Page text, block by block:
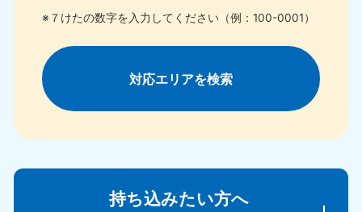
※７けたの数字を入力してください（例：100-0001）
対応エリアを検索
持ち込みたい方へ